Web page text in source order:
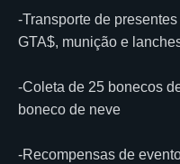
-Transporte de
GTA$, munição e
-Coleta de 25 bonecos
boneco de neve
-Recompensas de